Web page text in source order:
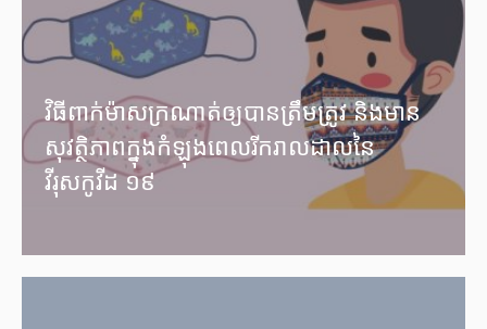
វិធីពាក់ម៉ាសក្រណាត់ឲ្យបានត្រឹមត្រូវ និងមាន
សុវត្ថិភាពក្នុងកំឡុងពេលរីករាលដាលនៃ
វីរុសកូវីដ ១៩